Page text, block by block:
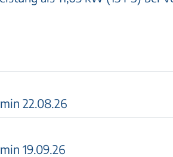
22.08.26
19.09.26